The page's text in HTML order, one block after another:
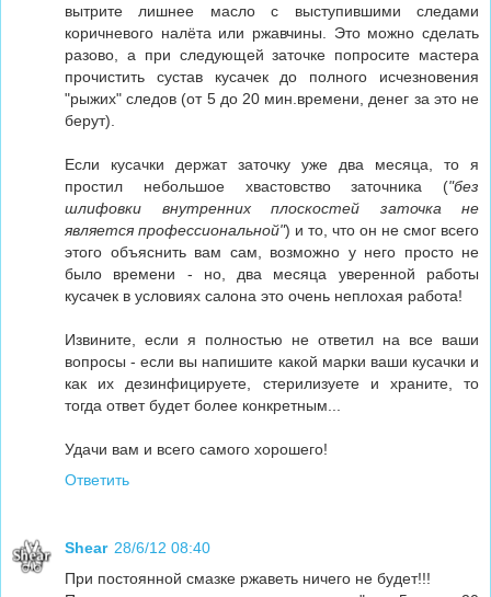
вытрите лишнее масло с выступившими следами
коричневого налёта или ржавчины. Это можно сделать
разово, а при следующей заточке попросите мастера
прочистить сустав кусачек до полного исчезновения
"рыжих" следов (от 5 до 20 мин.времени, денег за это не
берут).
Если кусачки держат заточку уже два месяца, то я
простил небольшое хвастовство заточника ("без
шлифовки внутренних плоскостей заточка не
является профессиональной") и то, что он не смог всего
этого объяснить вам сам, возможно у него просто не
было времени - но, два месяца уверенной работы
кусачек в условиях салона это очень неплохая работа!
Извините, если я полностью не ответил на все ваши
вопросы - если вы напишите какой марки ваши кусачки и
как их дезинфицируете, стерилизуете и храните, то
тогда ответ будет более конкретным...
Удачи вам и всего самого хорошего!
Ответить
Shear 28/6/12 08:40
При постоянной смазке ржаветь ничего не будет!!!